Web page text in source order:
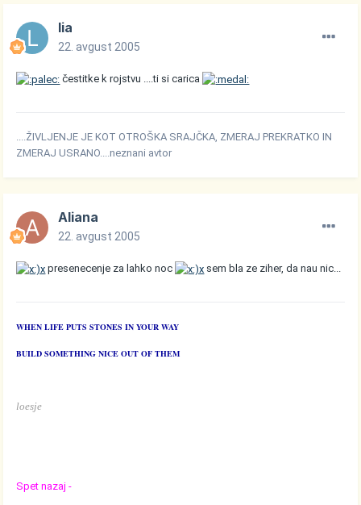
lia
22. avgust 2005
čestitke k rojstvu ....ti si carica
....ŽIVLJENJE JE KOT OTROŠKA SRAJČKA, ZMERAJ PREKRATKO IN
ZMERAJ USRANO....neznani avtor
Aliana
22. avgust 2005
presenecenje za lahko noc sem bla ze ziher, da nau nic...
WHEN LIFE PUTS STONES IN YOUR WAY
BUILD SOMETHING NICE OUT OF THEM
loesje
Spet nazaj -